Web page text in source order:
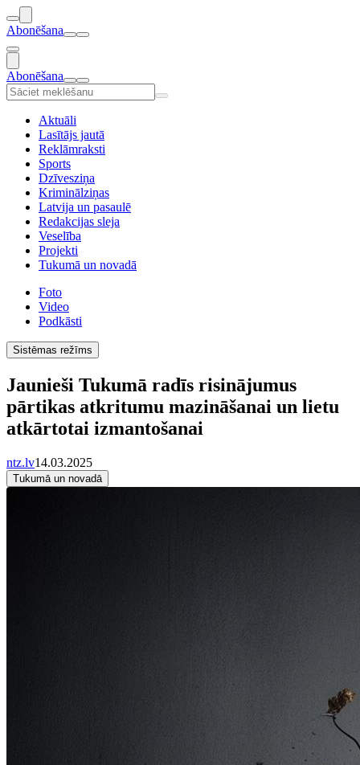
Abonēšana
Abonēšana
Aktuāli
Lasītājs jautā
Reklāmraksti
Sports
Dzīvesziņa
Kriminālziņas
Latvija un pasaulē
Redakcijas sleja
Veselība
Projekti
Tukumā un novadā
Foto
Video
Podkāsti
Sistēmas režīms
Jaunieši Tukumā radīs risinājumus
pārtikas atkritumu mazināšanai un lietu
atkārtotai izmantošanai
ntz.lv14.03.2025
Tukumā un novadā